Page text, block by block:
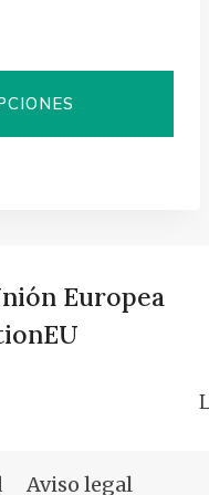
Europea
Aviso legal